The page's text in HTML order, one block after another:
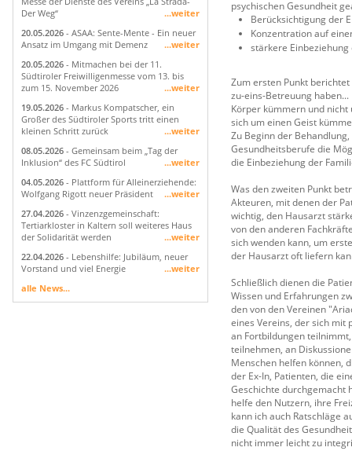
Der Weg“
...weiter
20.05.2026 - ASAA: Sente-Mente - Ein neuer
Ansatz im Umgang mit Demenz
...weiter
20.05.2026 - Mitmachen bei der 11.
Südtiroler Freiwilligenmesse vom 13. bis
zum 15. November 2026
...weiter
19.05.2026 - Markus Kompatscher, ein
Großer des Südtiroler Sports tritt einen
kleinen Schritt zurück
...weiter
08.05.2026 - Gemeinsam beim „Tag der
Inklusion“ des FC Südtirol
...weiter
04.05.2026 - Plattform für Alleinerziehende:
Wolfgang Rigott neuer Präsident
...weiter
27.04.2026 - Vinzenzgemeinschaft:
Tertiarkloster in Kaltern soll weiteres Haus
der Solidarität werden
...weiter
22.04.2026 - Lebenshilfe: Jubiläum, neuer
Vorstand und viel Energie
...weiter
alle News...
psychischen Gesundheit
Berücksichtigung der
Konzentration auf
stärkere
Zum ersten Punkt
zu-eins-Betreuung
Körper kümmern und
sich um einen Geist
Zu Beginn der
Gesundheitsberufe die
die Einbeziehung der
Was den zweiten Punkt
Akteuren, mit denen der
wichtig, den Hausarzt
von den anderen
sich wenden kann, um
der Hausarzt oft liefern
Schließlich dienen die
Wissen und Erfahrungen
den von den Vereinen
eines Vereins, der sich mit
an Fortbildungen
teilnehmen, an
Menschen helfen können,
der Ex-In, Patienten, die
Geschichte durchgemacht
helfe den Nutzern, ihre
kann ich auch Ratschläge
die Qualität des
nicht immer leicht zu